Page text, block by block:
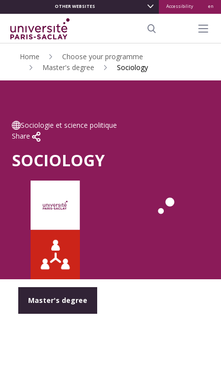
CONTENU
PRINCIPAL
OTHER WEBSITES Accessibility en
Menu
Home
Choose your programme
Master's degree
Sociology
Sociologie et science politique
Share
SOCIOLOGY
Master's degree